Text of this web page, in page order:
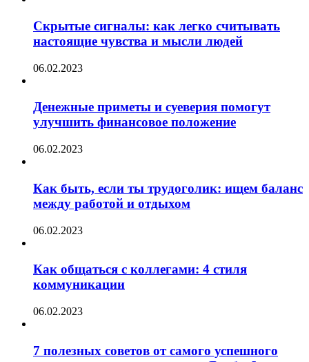
Скрытые сигналы: как легко считывать
настоящие чувства и мысли людей
06.02.2023
Денежные приметы и суеверия помогут
улучшить финансовое положение
06.02.2023
Как быть, если ты трудоголик: ищем баланс
между работой и отдыхом
06.02.2023
Как общаться с коллегами: 4 стиля
коммуникации
06.02.2023
7 полезных советов от самого успешного